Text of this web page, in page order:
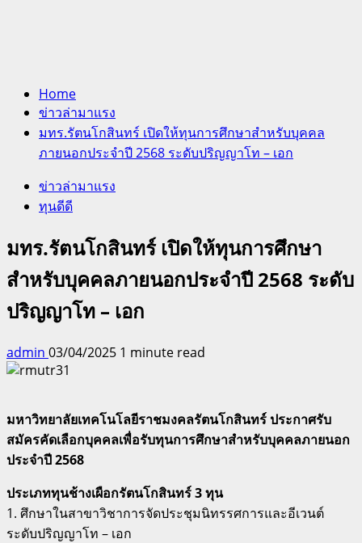
Home
ข่าวล่ามาแรง
มทร.รัตนโกสินทร์ เปิดให้ทุนการศึกษาสำหรับบุคคล
ภายนอกประจำปี 2568 ระดับปริญญาโท – เอก
ข่าวล่ามาแรง
ทุนดีดี
มทร.รัตนโกสินทร์ เปิดให้ทุนการศึกษา
สำหรับบุคคลภายนอกประจำปี 2568 ระดับ
ปริญญาโท – เอก
admin 03/04/2025 1 minute read
มหาวิทยาลัยเทคโนโลยีราชมงคลรัตนโกสินทร์ ประกาศรับ
สมัครคัดเลือกบุคคลเพื่อรับทุนการศึกษาสำหรับบุคคลภายนอก
ประจำปี 2568
ประเภททุนช้างเผือกรัตนโกสินทร์ 3 ทุน
1. ศึกษาในสาขาวิชาการจัดประชุมนิทรรศการและอีเวนต์
ระดับปริญญาโท – เอก